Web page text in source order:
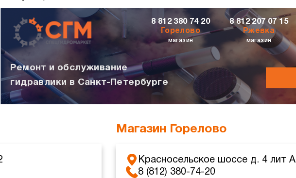
8 812 380 74 20
Горелово
магазин
8 812 207 07 15
Ржевка
магазин
Ремонт и обслуживание
гидравлики в Санкт-Петербурге
Магазин Горелово
Красносельское шоссе д. 4 лит А
8 (812) 380-74-20